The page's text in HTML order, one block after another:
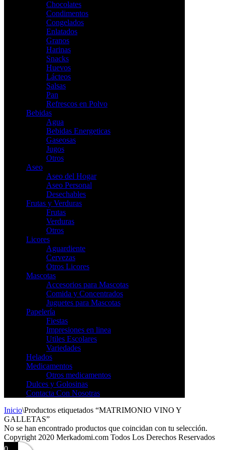
Chocolates
Condimentos
Congelados
Enlatados
Granos
Harinas
Snacks
Huevos
Lácteos
Salsas
Pan
Refrescos en Polvo
Bebidas
Agua
Bebidas Energeticas
Gaseosas
Jugos
Otros
Aseo
Aseo del Hogar
Aseo Personal
Desechables
Frutas y Verduras
Frutas
Verduras
Otros
Licores
Aguardiente
Cervezas
Otros Licores
Mascotas
Accesorios para Mascotas
Comida y Concentrados
Juguetes para Mascotas
Papelería
Fiestas
Impresiones en linea
Utiles Escolares
Variedades
Helados
Medicamentos
Otros medicamentos
Dulces y Golosinas
Contacta Con Nosotras
Inicio\Productos etiquetados “MATRIMONIO VINO Y
GALLETAS”
No se han encontrado productos que coincidan con tu selección.
Copyright 2020 Merkadomi.com Todos Los Derechos Reservados